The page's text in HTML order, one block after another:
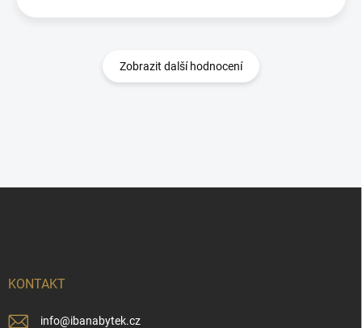
Zobrazit další hodnocení
KONTAKT
info@ibanabytek.cz